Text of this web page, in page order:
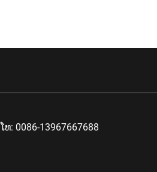
ໂທ: 0086-13967667688